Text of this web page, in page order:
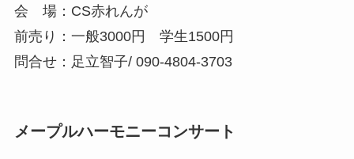
会 場：CS赤れんが
前売り：一般3000円 学生1500円
問合せ：足立智子/ 090-4804-3703
メープルハーモニーコンサート